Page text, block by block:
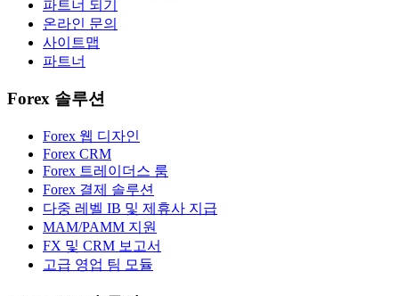
파트너 되기
온라인 문의
사이트맵
파트너
Forex 솔루션
Forex 웹 디자인
Forex CRM
Forex 트레이더스 룸
Forex 결제 솔루션
다중 레벨 IB 및 제휴사 지급
MAM/PAMM 지원
FX 및 CRM 보고서
고급 영업 팀 모듈